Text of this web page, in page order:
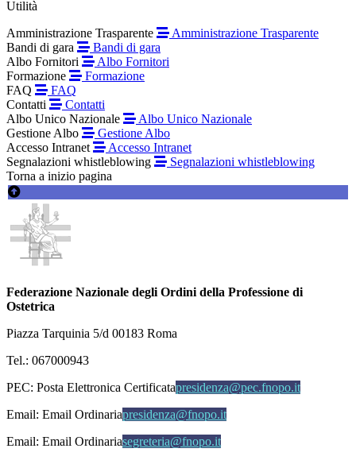
Utilità
Amministrazione Trasparente
Amministrazione Trasparente
Bandi di gara
Bandi di gara
Albo Fornitori
Albo Fornitori
Formazione
Formazione
FAQ
FAQ
Contatti
Contatti
Albo Unico Nazionale
Albo Unico Nazionale
Gestione Albo
Gestione Albo
Accesso Intranet
Accesso Intranet
Segnalazioni whistleblowing
Segnalazioni whistleblowing
Torna a inizio pagina
Federazione Nazionale degli Ordini della Professione di
Ostetrica
Piazza Tarquinia 5/d 00183 Roma
Tel.: 067000943
PEC: Posta Elettronica Certificatapresidenza@pec.fnopo.it
Email: Email Ordinariapresidenza@fnopo.it
Email: Email Ordinariasegreteria@fnopo.it